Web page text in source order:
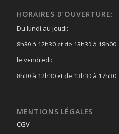
HORAIRES D’OUVERTURE:
Du lundi au jeudi:
8h30 à 12h30 et de 13h30 à 18h00
le vendredi:
8h30 à 12h30 et de 13h30 à 17h30
MENTIONS LÉGALES
CGV